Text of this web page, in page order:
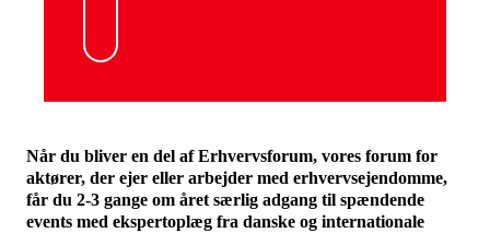
Når du bliver en del af Erhvervsforum, vores forum for
aktører, der ejer eller arbejder med erhvervsejendomme,
får du 2-3 gange om året særlig adgang til spændende
events med ekspertoplæg fra danske og internationale